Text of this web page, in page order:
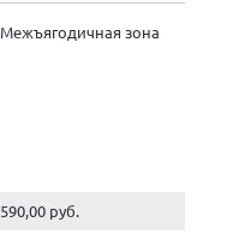
Межъягодичная зона
590,00 руб.